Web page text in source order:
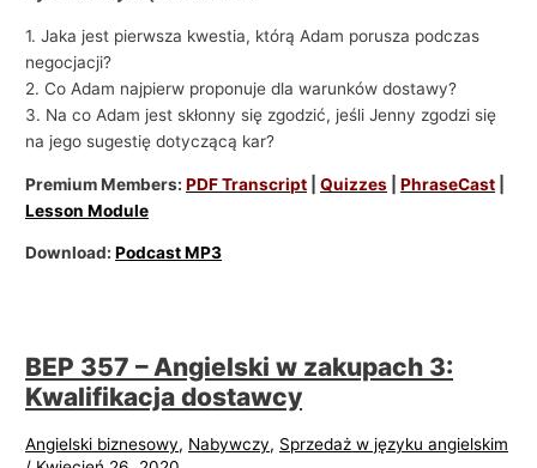
1. Jaka jest pierwsza kwestia, którą Adam porusza podczas
negocjacji?
2. Co Adam najpierw proponuje dla warunków dostawy?
3. Na co Adam jest skłonny się zgodzić, jeśli Jenny zgodzi się
na jego sugestię dotyczącą kar?
Premium Members:PDF Transcript |Quizzes |PhraseCast
Lesson Module
Download:Podcast MP3
BEP 357 – Angielski w zakupach 3:
Kwalifikacja dostawcy
Angielski biznesowy, Nabywczy, Sprzedaż w języku angielskim